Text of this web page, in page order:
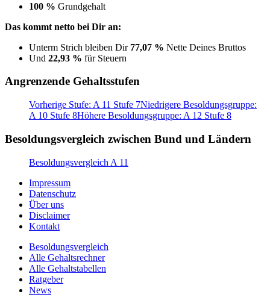
100 % Grundgehalt
Das kommt netto bei Dir an:
Unterm Strich bleiben Dir 77,07 % Nette Deines Bruttos
Und 22,93 % für Steuern
Angrenzende Gehaltsstufen
Vorherige Stufe: A 11 Stufe 7Niedrigere Besoldungsgruppe:
A 10 Stufe 8Höhere Besoldungsgruppe: A 12 Stufe 8
Besoldungsvergleich zwischen Bund und Ländern
Besoldungsvergleich A 11
Impressum
Datenschutz
Über uns
Disclaimer
Kontakt
Besoldungsvergleich
Alle Gehaltsrechner
Alle Gehaltstabellen
Ratgeber
News